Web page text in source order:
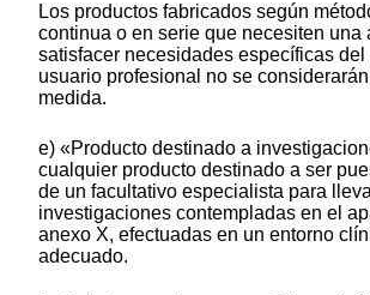
Los productos fabricados según
continua o en serie que necesiten una
satisfacer necesidades específicas
usuario profesional no se
medida.
e) «Producto destinado a
cualquier producto destinado a ser
de un facultativo especialista para
investigaciones contempladas en el
anexo X, efectuadas en un entorno
adecuado.